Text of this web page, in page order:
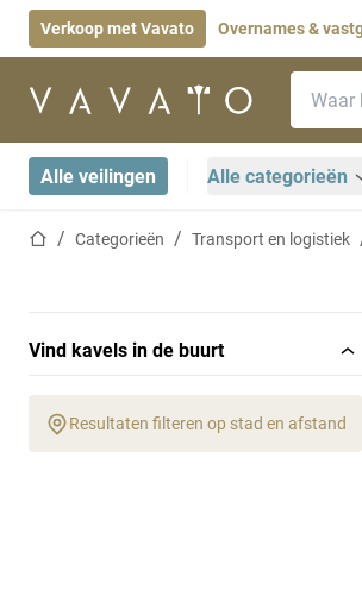
Verkoop met Vavato Overnames &
Startpagina
Alle veilingen Alle categorieën
StartpaginaCategorieën Transport en logistiek
Vind kavels in de buurt
Resultaten filteren op stad en afstand